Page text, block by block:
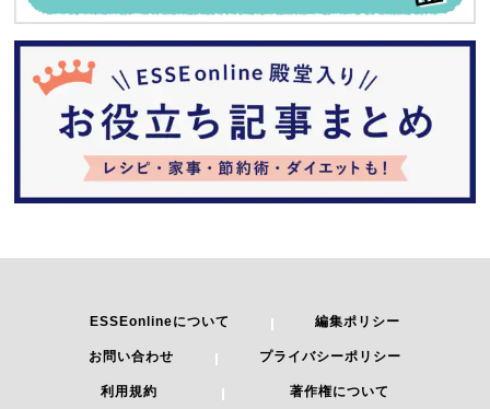
ESSEonlineについて 編集ポリシー
お問い合わせ プライバシーポリシー
利用規約 著作権について